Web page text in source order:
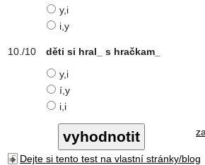
y,i
i,y
děti si hral_ s hračkam_
y,i
í,y
i,i
Dejte si tento test na vlastní stránky/blog